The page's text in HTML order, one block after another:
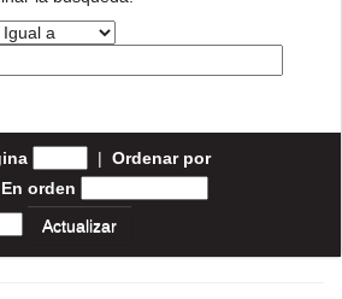
| Ordenar por
En orden